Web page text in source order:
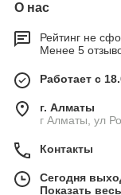
О нас
Рейтинг не
Менее 5
Работает с
г. Алматы
г Алматы, ул
Контакты
Сегодня
Показать